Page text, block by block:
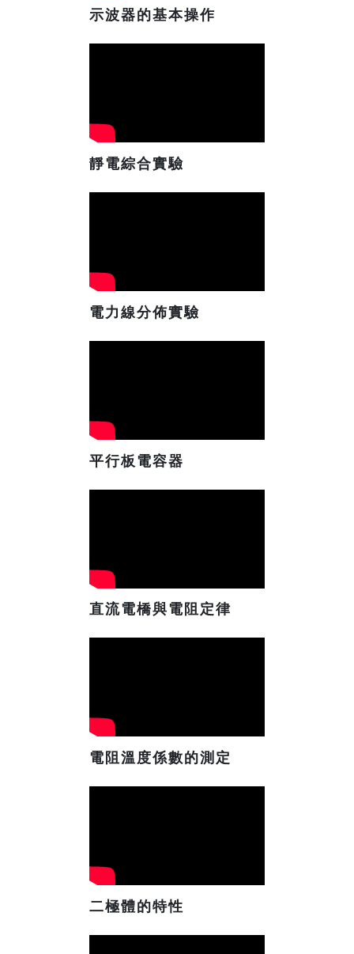
示波器的基本操作
靜電綜合實驗
電力線分佈實驗
平行板電容器
直流電橋與電阻定律
電阻溫度係數的測定
二極體的特性